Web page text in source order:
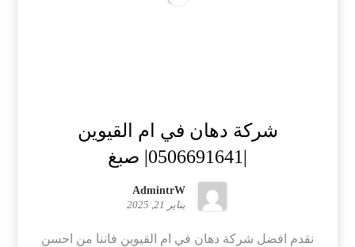
شركة دهان في ام القيوين
AdmintrW
يناير 21, 2025
نقدم افضل شركة دهان في ام القيوين فاننا من احسن